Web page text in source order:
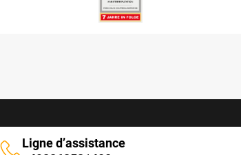
Ligne d’assistance